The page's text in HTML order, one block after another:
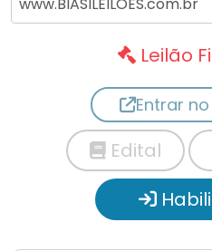
Leilão
Entrar
Edital